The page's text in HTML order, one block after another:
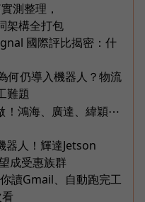
測整理，
架構全打包
國際評比揭密：什
何仍導入機器人？物流
難題
！鴻海、廣達、緯穎⋯
器人！輝達Jetson
成受惠族群
讀Gmail、自動跑完工